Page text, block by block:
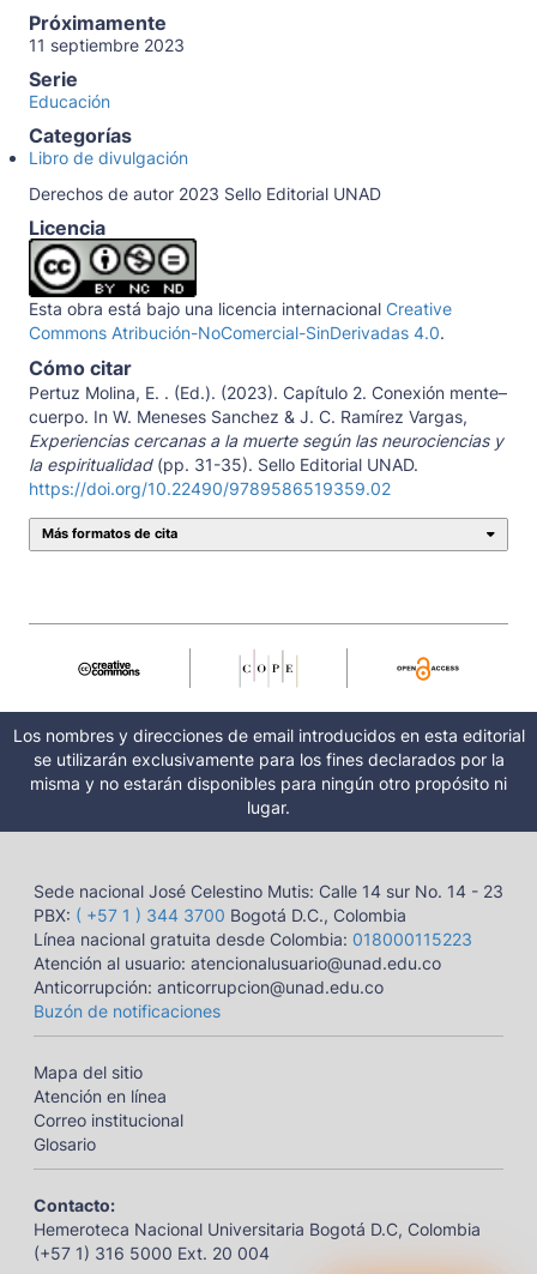
Próximamente
11 septiembre 2023
Serie
Educación
Categorías
Libro de divulgación
Derechos de autor 2023 Sello Editorial UNAD
Licencia
Esta obra está bajo una licencia internacional Creative
Commons Atribución-NoComercial-SinDerivadas 4.0.
Cómo citar
Pertuz Molina, E. . (Ed.). (2023). Capítulo 2. Conexión mente–
cuerpo. In W. Meneses Sanchez & J. C. Ramírez Vargas,
Experiencias cercanas a la muerte según las neurociencias y
la espiritualidad(pp. 31-35). Sello Editorial UNAD.
https://doi.org/10.22490/9789586519359.02
Más formatos de cita
Los nombres y direcciones de email introducidos en esta editorial
se utilizarán exclusivamente para los fines declarados por la
misma y no estarán disponibles para ningún otro propósito ni
lugar.
Sede nacional José Celestino Mutis: Calle 14 sur No. 14 - 23
PBX: ( +57 1 ) 344 3700 Bogotá D.C., Colombia
Línea nacional gratuita desde Colombia: 018000115223
Atención al usuario: atencionalusuario@unad.edu.co
Anticorrupción: anticorrupcion@unad.edu.co
Buzón de notificaciones
Mapa del sitio
Atención en línea
Correo institucional
Glosario
Contacto:
Hemeroteca Nacional Universitaria Bogotá D.C, Colombia
(+57 1) 316 5000 Ext. 20 004